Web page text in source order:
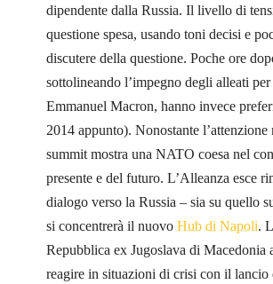
dipendente dalla Russia. Il livello di
questione spesa, usando toni decisi e
discutere della questione. Poche ore
sottolineando l’impegno degli alleati
Emmanuel Macron, hanno invece
2014 appunto). Nonostante
summit mostra una NATO coesa nel
presente e del futuro. L’Alleanza esce
dialogo verso la Russia – sia su quello
si concentrerà il nuovo Hub di Napoli.
Repubblica ex Jugoslava di Macedonia
reagire in situazioni di crisi con il lancio